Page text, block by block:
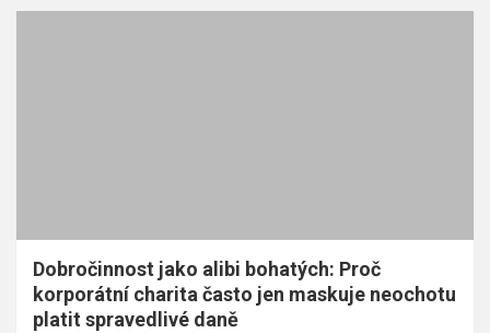
Dobročinnost jako alibi bohatých: Proč
korporátní charita často jen maskuje neochotu
platit spravedlivé daně